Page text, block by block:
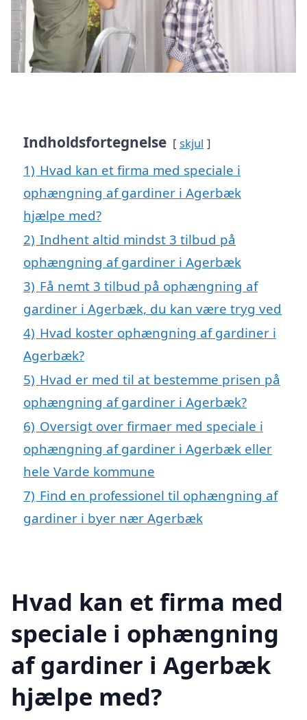
Indholdsfortegnelse skjul
1) Hvad kan et firma med speciale i
ophængning af gardiner i Agerbæk
hjælpe med?
2) Indhent altid mindst 3 tilbud på
ophængning af gardiner i Agerbæk
3) Få nemt 3 tilbud på ophængning af
gardiner i Agerbæk, du kan være tryg ved
4) Hvad koster ophængning af gardiner i
Agerbæk?
5) Hvad er med til at bestemme prisen på
ophængning af gardiner i Agerbæk?
6) Oversigt over firmaer med speciale i
ophængning af gardiner i Agerbæk eller
hele Varde kommune
7) Find en professionel til ophængning af
gardiner i byer nær Agerbæk
Hvad kan et firma med
speciale i ophængning
af gardiner i Agerbæk
hjælpe med?